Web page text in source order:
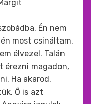
Én nem
most csináltam.
élvezel. Talán
érezni magadon,
Ha akarod,
Ő is azt